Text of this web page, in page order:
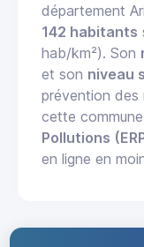
département
142 habitants
hab/km²). Son
et son niveau
prévention des
cette
Pollutions
en ligne en